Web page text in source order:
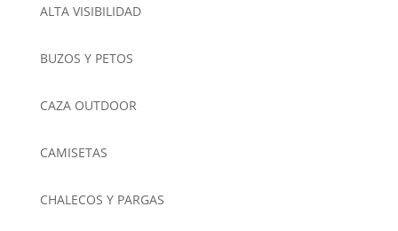
ALTA VISIBILIDAD
BUZOS Y PETOS
CAZA OUTDOOR
CAMISETAS
CHALECOS Y PARGAS